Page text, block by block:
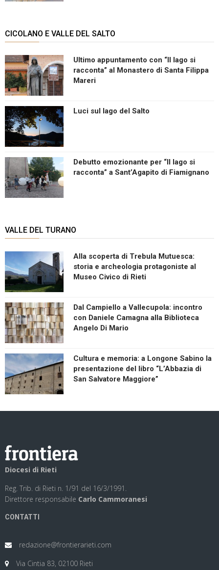
CICOLANO E VALLE DEL SALTO
Ultimo appuntamento con “Il lago si
racconta” al Monastero di Santa Filippa
Mareri
Luci sul lago del Salto
Debutto emozionante per “Il lago si
racconta” a Sant’Agapito di Fiamignano
VALLE DEL TURANO
Alla scoperta di Trebula Mutuesca:
storia e archeologia protagoniste al
Museo Civico di Rieti
Dal Campiello a Vallecupola: incontro
con Daniele Camagna alla Biblioteca
Angelo Di Mario
Cultura e memoria: a Longone Sabino la
presentazione del libro “L’Abbazia di
San Salvatore Maggiore”
Diocesi di Rieti
Reg. Trib. di Rieti n. 1/91 del 16/3/1991.
Direttore responsabile Carlo Cammoranesi
CONTATTI
redazione@frontierarieti.com
Via Cintia 83, 02100 Rieti